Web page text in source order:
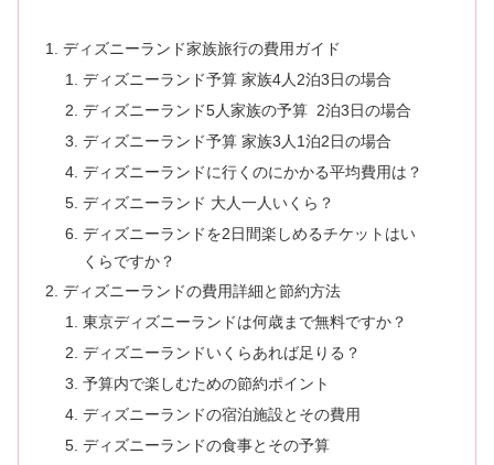
ディズニーランド家族旅行の費用ガイド
ディズニーランド予算 家族4人2泊3日の場合
ディズニーランド5人家族の予算 2泊3日の場合
ディズニーランド予算 家族3人1泊2日の場合
ディズニーランドに行くのにかかる平均費用は？
ディズニーランド 大人一人いくら？
ディズニーランドを2日間楽しめるチケットはい
くらですか？
ディズニーランドの費用詳細と節約方法
東京ディズニーランドは何歳まで無料ですか？
ディズニーランドいくらあれば足りる？
予算内で楽しむための節約ポイント
ディズニーランドの宿泊施設とその費用
ディズニーランドの食事とその予算